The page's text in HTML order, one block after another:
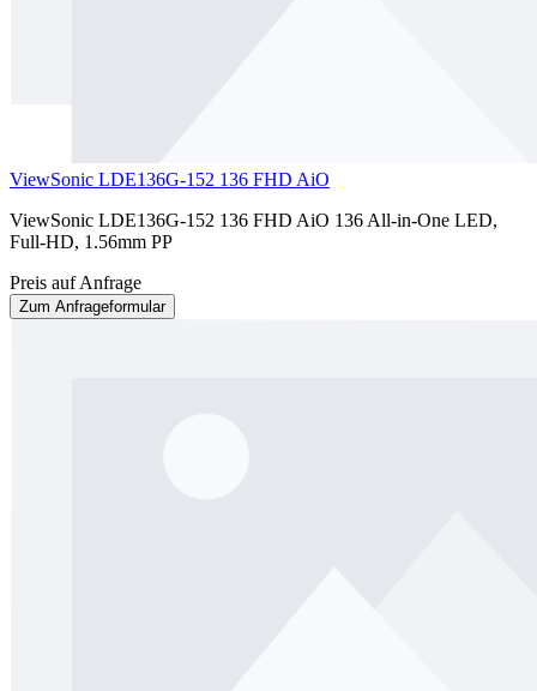
ViewSonic LDE136G-152 136 FHD AiO
ViewSonic LDE136G-152 136 FHD AiO 136 All-in-One LED,
Full-HD, 1.56mm PP
Preis auf Anfrage
Zum Anfrageformular